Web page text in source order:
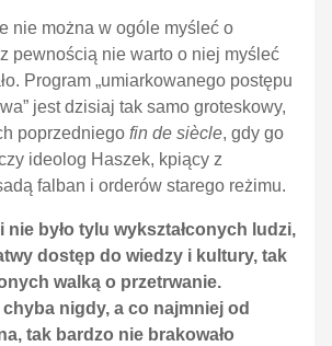
nie można w ogóle myśleć o
pewnością nie warto o niej myśleć
Program „umiarkowanego postępu
jest dzisiaj tak samo groteskowy,
poprzedniego fin de siècle, gdy go
ideolog Haszek, kpiący z
falban i orderów starego reżimu.
nie było tylu wykształconych ludzi,
dostęp do wiedzy i kultury, tak
walką o przetrwanie.
nigdy, a co najmniej od
tak bardzo nie brakowało